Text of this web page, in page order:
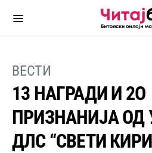
ВЕСТИ
13 НАГРАДИ И 2О
ПРИЗНАНИЈА ОД
ДЛС “СВЕТИ